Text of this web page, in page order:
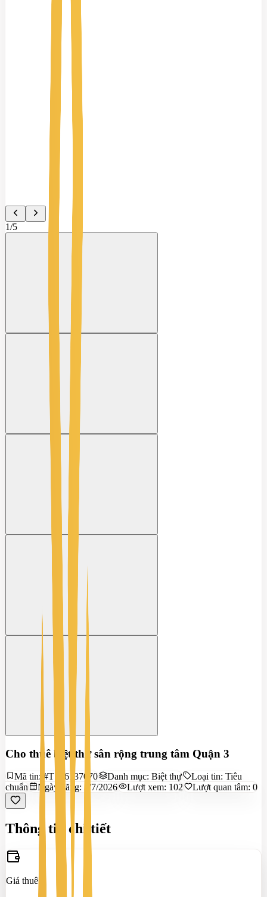
1/5
Cho thuê biệt thự sân rộng trung tâm Quận 3
Mã tin: #TS36137070 Danh mục: Biệt thự Loại tin: Tiêu
chuẩn
Ngày đăng: 3/7/2026 Lượt xem: 102 Lượt quan tâm: 0
Thông tin chi tiết
Giá thuê